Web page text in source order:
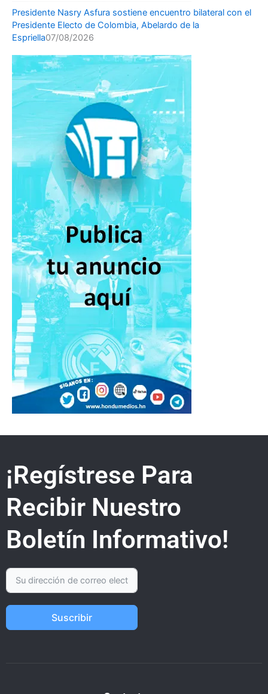
Presidente Nasry Asfura sostiene encuentro bilateral con el
Presidente Electo de Colombia, Abelardo de la
Espriella07/08/2026
¡Regístrese Para
Recibir Nuestro
Boletín Informativo!
Suscribir